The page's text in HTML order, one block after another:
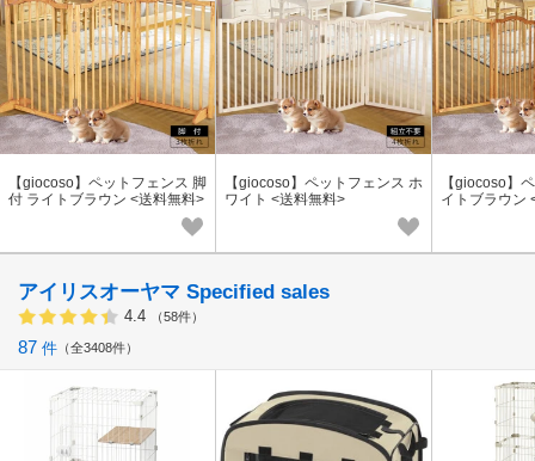
【giocoso】ペットフェンス 脚
付 ライトブラウン <送料無料>
【giocoso】ペットフェンス ホ
ワイト <送料無料>
【giocoso】
イトブラウン
アイリスオーヤマ Specified sales
4.4 （58件）
87 件 全3408件